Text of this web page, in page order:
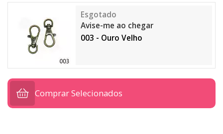
Avise-me ao chegar
003 - Ouro Velho
Comprar Selecionados